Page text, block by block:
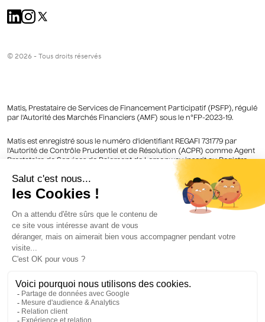
© 2026 - Tous droits réservés
Matis, Prestataire de Services de Financement Participatif (PSFP), régulé
par l'Autorité des Marchés Financiers (AMF) sous le n°FP-2023-19.
Matis est enregistré sous le numéro d'identifiant REGAFI 731779 par
l'Autorité de Contrôle Prudentiel et de Résolution (ACPR) comme Agent
Prestataire de Services de Paiement de Lemonway inscrit au Registre
Crédit image : © Gary Grauzam / Vente de l’oeuvre Shot Sage blue
Marilyn (1964) d’Andy Warhol chez Christie’s à New-York en Mai 2022.
https://www.weartpartners.com/marche-de-lart-contemporain/